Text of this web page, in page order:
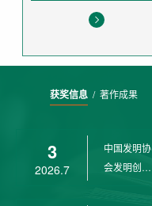
获奖信息/ 著作成果
3
2026.7
中国发明协
会发明创业